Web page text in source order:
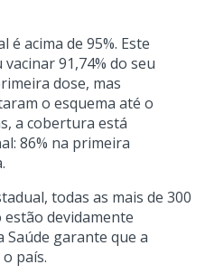
é acima de 95%. Este
91,74% do seu
dose, mas
o esquema até o
a cobertura está
86% na primeira
todas as mais de 300
estão devidamente
Saúde garante que a
país.